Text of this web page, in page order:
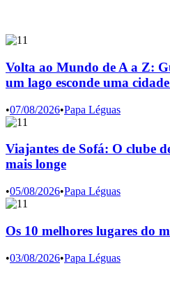
Volta ao Mundo de A a Z:
um lago esconde uma
•07/08/2026•Papa Léguas
Viajantes de Sofá: O clube
mais longe
•05/08/2026•Papa Léguas
Os 10 melhores lugares do
•03/08/2026•Papa Léguas